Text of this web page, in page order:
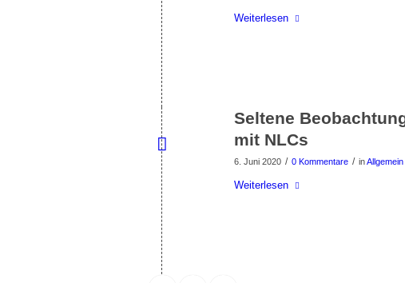
Weiterlesen
Seltene
mit NLCs
6. Juni 2020 / 0 Kommentare / inAllgemein
Weiterlesen